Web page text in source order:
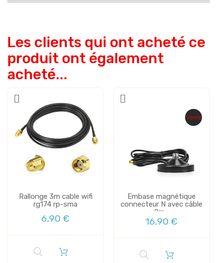
Les clients qui ont acheté ce
produit ont également
acheté...
Rallonge 3m cable wifi
rg174 rp-sma
6,90 €
Vente
Embase magnétique
connecteur N avec câble
2m...
16,90 €